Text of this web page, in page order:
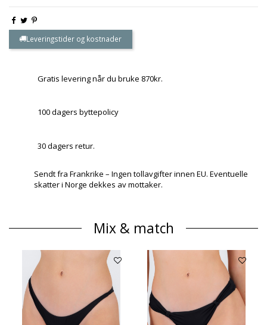
Leveringstider og kostnader
Gratis levering når du bruke 870kr.
100 dagers byttepolicy
30 dagers retur.
Sendt fra Frankrike – Ingen tollavgifter innen EU. Eventuelle
skatter i Norge dekkes av mottaker.
Mix & match